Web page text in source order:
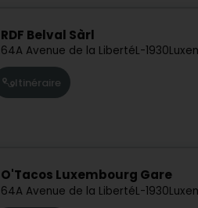
RDF Belval Sàrl
64A Avenue de la LibertéL-1930
Itinéraire
O'Tacos Luxembourg Gare
64A Avenue de la LibertéL-1930